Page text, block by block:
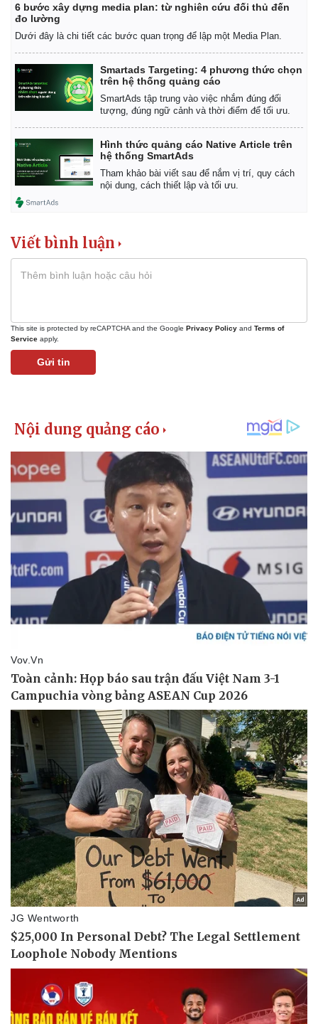
Pháp luật
Vụ án
Tin nóng
Tư vấn luật
Quân sự - Quốc phòng
Vũ khí
Việt Nam
Phân tích
6 bước xây dựng media plan: từ nghiên cứu đối thủ đến
đo lường
Dưới đây là chi tiết các bước quan trọng để lập một Media Plan.
Smartads Targeting: 4 phương thức chọn
trên hệ thống quảng cáo
SmartAds tập trung vào việc nhắm đúng đối
tượng, đúng ngữ cảnh và thời điểm để tối ưu.
Hình thức quảng cáo Native Article trên
hệ thống SmartAds
Tham khảo bài viết sau để nắm vị trí, quy cách
nội dung, cách thiết lập và tối ưu.
Viết bình luận
This site is protected by reCAPTCHA and the Google Privacy Policy and Terms of
Service apply.
Gửi tin